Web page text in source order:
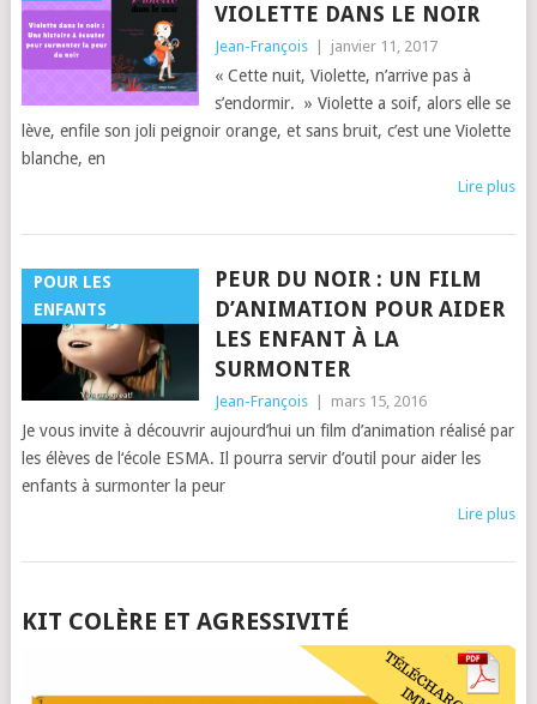
VIOLETTE DANS LE NOIR
Jean-François janvier 11, 2017
« Cette nuit, Violette, n’arrive pas à
s’endormir. » Violette a soif, alors elle se
lève, enfile son joli peignoir orange, et sans bruit, c’est une Violette
blanche, en
Lire plus
POUR LES
ENFANTS
PEUR DU NOIR : UN FILM
D’ANIMATION POUR AIDER
LES ENFANT À LA
SURMONTER
Jean-François mars 15, 2016
Je vous invite à découvrir aujourd’hui un film d’animation réalisé par
les élèves de l‘école ESMA. Il pourra servir d’outil pour aider les
enfants à surmonter la peur
Lire plus
POSTS
KIT COLÈRE ET AGRESSIVITÉ